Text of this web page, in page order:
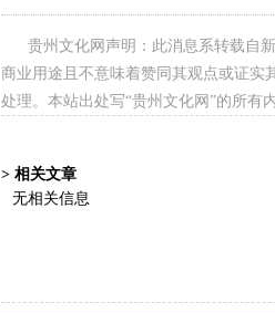
贵州文化网声明：此消息系转载自
商业用途且不意味着赞同其观点或证实
处理。本站出处写“贵州文化网”的所有
> 相关文章
无相关信息